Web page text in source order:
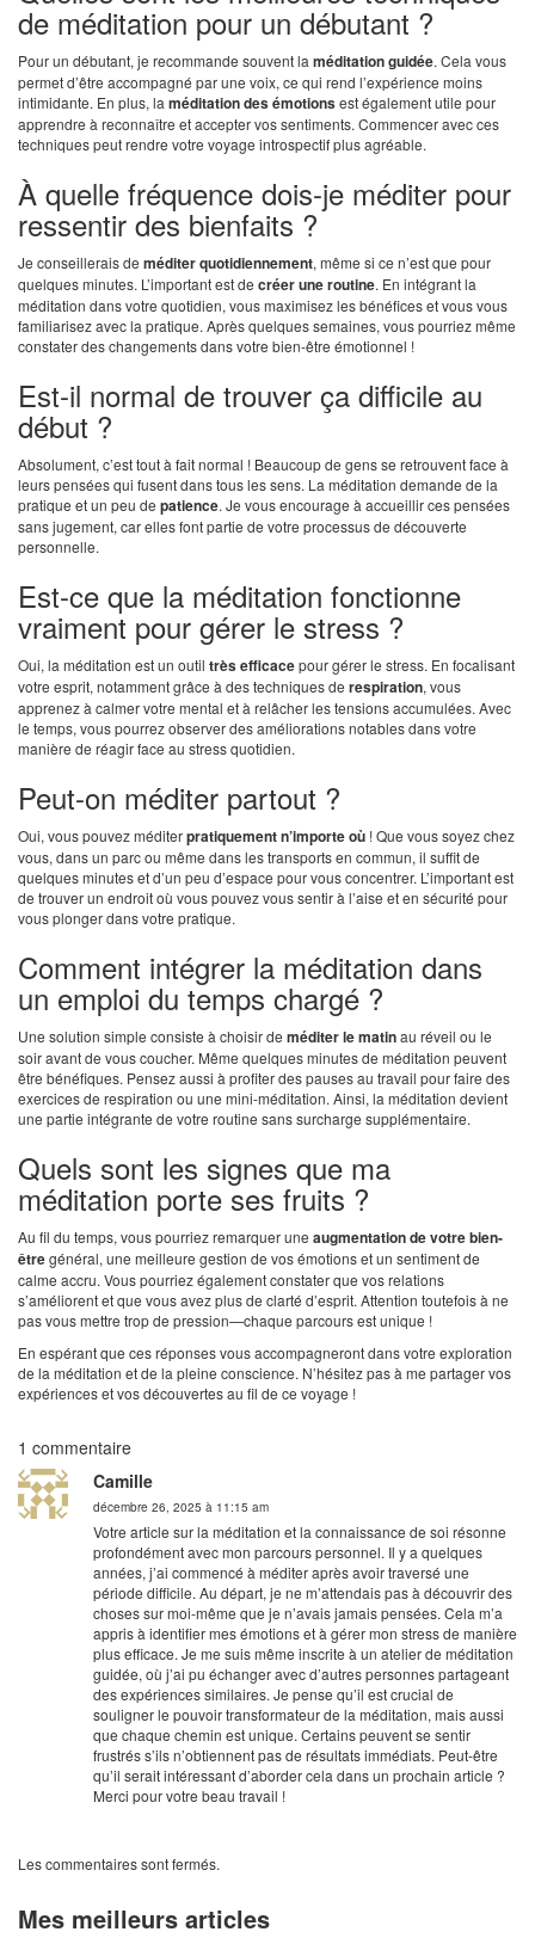
de méditation pour un débutant ?
Pour un débutant, je recommande souvent la méditation guidée. Cela vous
permet d’être accompagné par une voix, ce qui rend l’expérience moins
intimidante. En plus, la méditation des émotionsest également utile pour
apprendre à reconnaître et accepter vos sentiments. Commencer avec ces
techniques peut rendre votre voyage introspectif plus agréable.
À quelle fréquence dois-je méditer pour
ressentir des bienfaits ?
Je conseillerais de méditer quotidiennement, même si ce n’est que pour
quelques minutes. L’important est de créer une routine. En intégrant la
méditation dans votre quotidien, vous maximisez les bénéfices et vous vous
familiarisez avec la pratique. Après quelques semaines, vous pourriez même
constater des changements dans votre bien-être émotionnel !
Est-il normal de trouver ça difficile au
début ?
Absolument, c’est tout à fait normal ! Beaucoup de gens se retrouvent face à
leurs pensées qui fusent dans tous les sens. La méditation demande de la
pratique et un peu de patience. Je vous encourage à accueillir ces pensées
sans jugement, car elles font partie de votre processus de découverte
personnelle.
Est-ce que la méditation fonctionne
vraiment pour gérer le stress ?
Oui, la méditation est un outil très efficacepour gérer le stress. En focalisant
votre esprit, notamment grâce à des techniques de respiration, vous
apprenez à calmer votre mental et à relâcher les tensions accumulées. Avec
le temps, vous pourrez observer des améliorations notables dans votre
manière de réagir face au stress quotidien.
Peut-on méditer partout ?
Oui, vous pouvez méditerpratiquement n’importe où ! Que vous soyez chez
vous, dans un parc ou même dans les transports en commun, il suffit de
quelques minutes et d’un peu d’espace pour vous concentrer. L’important est
de trouver un endroit où vous pouvez vous sentir à l’aise et en sécurité pour
vous plonger dans votre pratique.
Comment intégrer la méditation dans
un emploi du temps chargé ?
Une solution simple consiste à choisir de méditer le matinau réveil ou le
soir avant de vous coucher. Même quelques minutes de méditation peuvent
être bénéfiques. Pensez aussi à profiter des pauses au travail pour faire des
exercices de respiration ou une mini-méditation. Ainsi, la méditation devient
une partie intégrante de votre routine sans surcharge supplémentaire.
Quels sont les signes que ma
méditation porte ses fruits ?
Au fil du temps, vous pourriez remarquer une augmentation de votre bien-
êtregénéral, une meilleure gestion de vos émotions et un sentiment de
calme accru. Vous pourriez également constater que vos relations
s’améliorent et que vous avez plus de clarté d’esprit. Attention toutefois à ne
pas vous mettre trop de pression—chaque parcours est unique !
En espérant que ces réponses vous accompagneront dans votre exploration
de la méditation et de la pleine conscience. N’hésitez pas à me partager vos
expériences et vos découvertes au fil de ce voyage !
1 commentaire
Camille
décembre 26, 2025 à 11:15 am
Votre article sur la méditation et la connaissance de soi résonne
profondément avec mon parcours personnel. Il y a quelques
années, j’ai commencé à méditer après avoir traversé une
période difficile. Au départ, je ne m’attendais pas à découvrir des
choses sur moi-même que je n’avais jamais pensées. Cela m’a
appris à identifier mes émotions et à gérer mon stress de manière
plus efficace. Je me suis même inscrite à un atelier de méditation
guidée, où j’ai pu échanger avec d’autres personnes partageant
des expériences similaires. Je pense qu’il est crucial de
souligner le pouvoir transformateur de la méditation, mais aussi
que chaque chemin est unique. Certains peuvent se sentir
frustrés s’ils n’obtiennent pas de résultats immédiats. Peut-être
qu’il serait intéressant d’aborder cela dans un prochain article ?
Merci pour votre beau travail !
Les commentaires sont fermés.
Mes meilleurs articles